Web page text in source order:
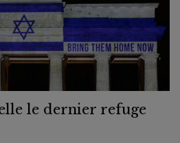
le dernier refuge